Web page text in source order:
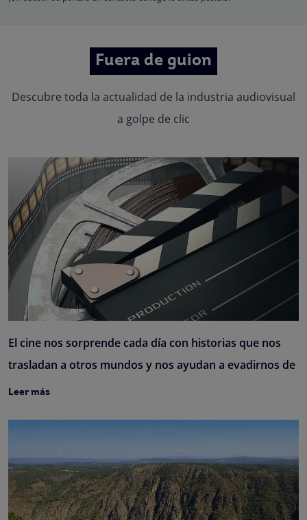
Fuera de guion
Descubre toda la actualidad de la industria audiovisual
a golpe de clic
El cine nos sorprende cada día con historias que nos
trasladan a otros mundos y nos ayudan a evadirnos de
Leer más